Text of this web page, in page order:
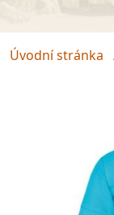
Úvodní stránka